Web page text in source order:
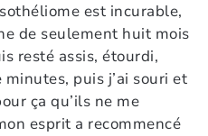
est incurable,
de seulement huit mois
resté assis, étourdi,
puis j’ai souri et
ça qu’ils ne me
esprit a recommencé